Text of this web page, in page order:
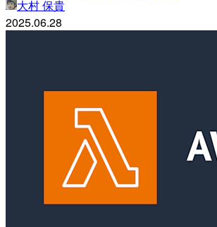
大村 保貴
2025.06.28